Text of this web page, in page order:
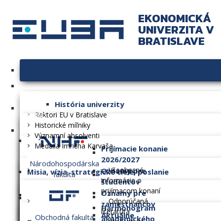
EKONOMICKÁ
UNIVERZITA V
BRATISLAVE
História univerzity
Rektori EU v Bratislave
Historické míľniky
Významní absolventi
Medaila Imricha Karvaša
Misia, vízia, strategické ciele, poslanie
Dlhodobý zámer
Fakulty
Národohospodárska
fakulta
Obchodná fakulta
Prijímacie konanie
2026/2027
Všeobecné
informácie o
prijímacom konaní
Odporúčaná
literatúra
Oznamy pre
študentov
Harmonogram
akademického
Oznamy pre
zamestnancov
Aktuálne